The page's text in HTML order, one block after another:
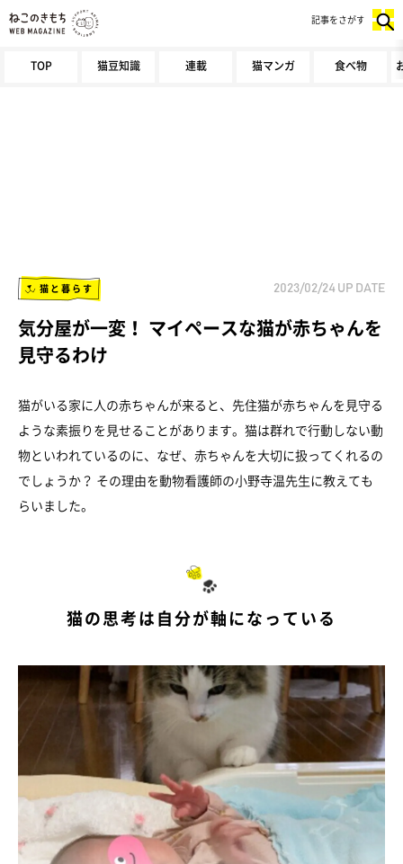
TOP 猫豆知識 連載 猫マンガ 食べ物
記事をさがす
猫と暮らす 2023/02/24 UP DATE
気分屋が一変！ マイペースな猫が赤ちゃんを
見守るわけ
猫がいる家に人の赤ちゃんが来ると、先住猫が赤ちゃんを見守る
ような素振りを見せることがあります。猫は群れで行動しない動
物といわれているのに、なぜ、赤ちゃんを大切に扱ってくれるの
でしょうか？ その理由を動物看護師の小野寺温先生に教えても
らいました。
猫の思考は自分が軸になっている